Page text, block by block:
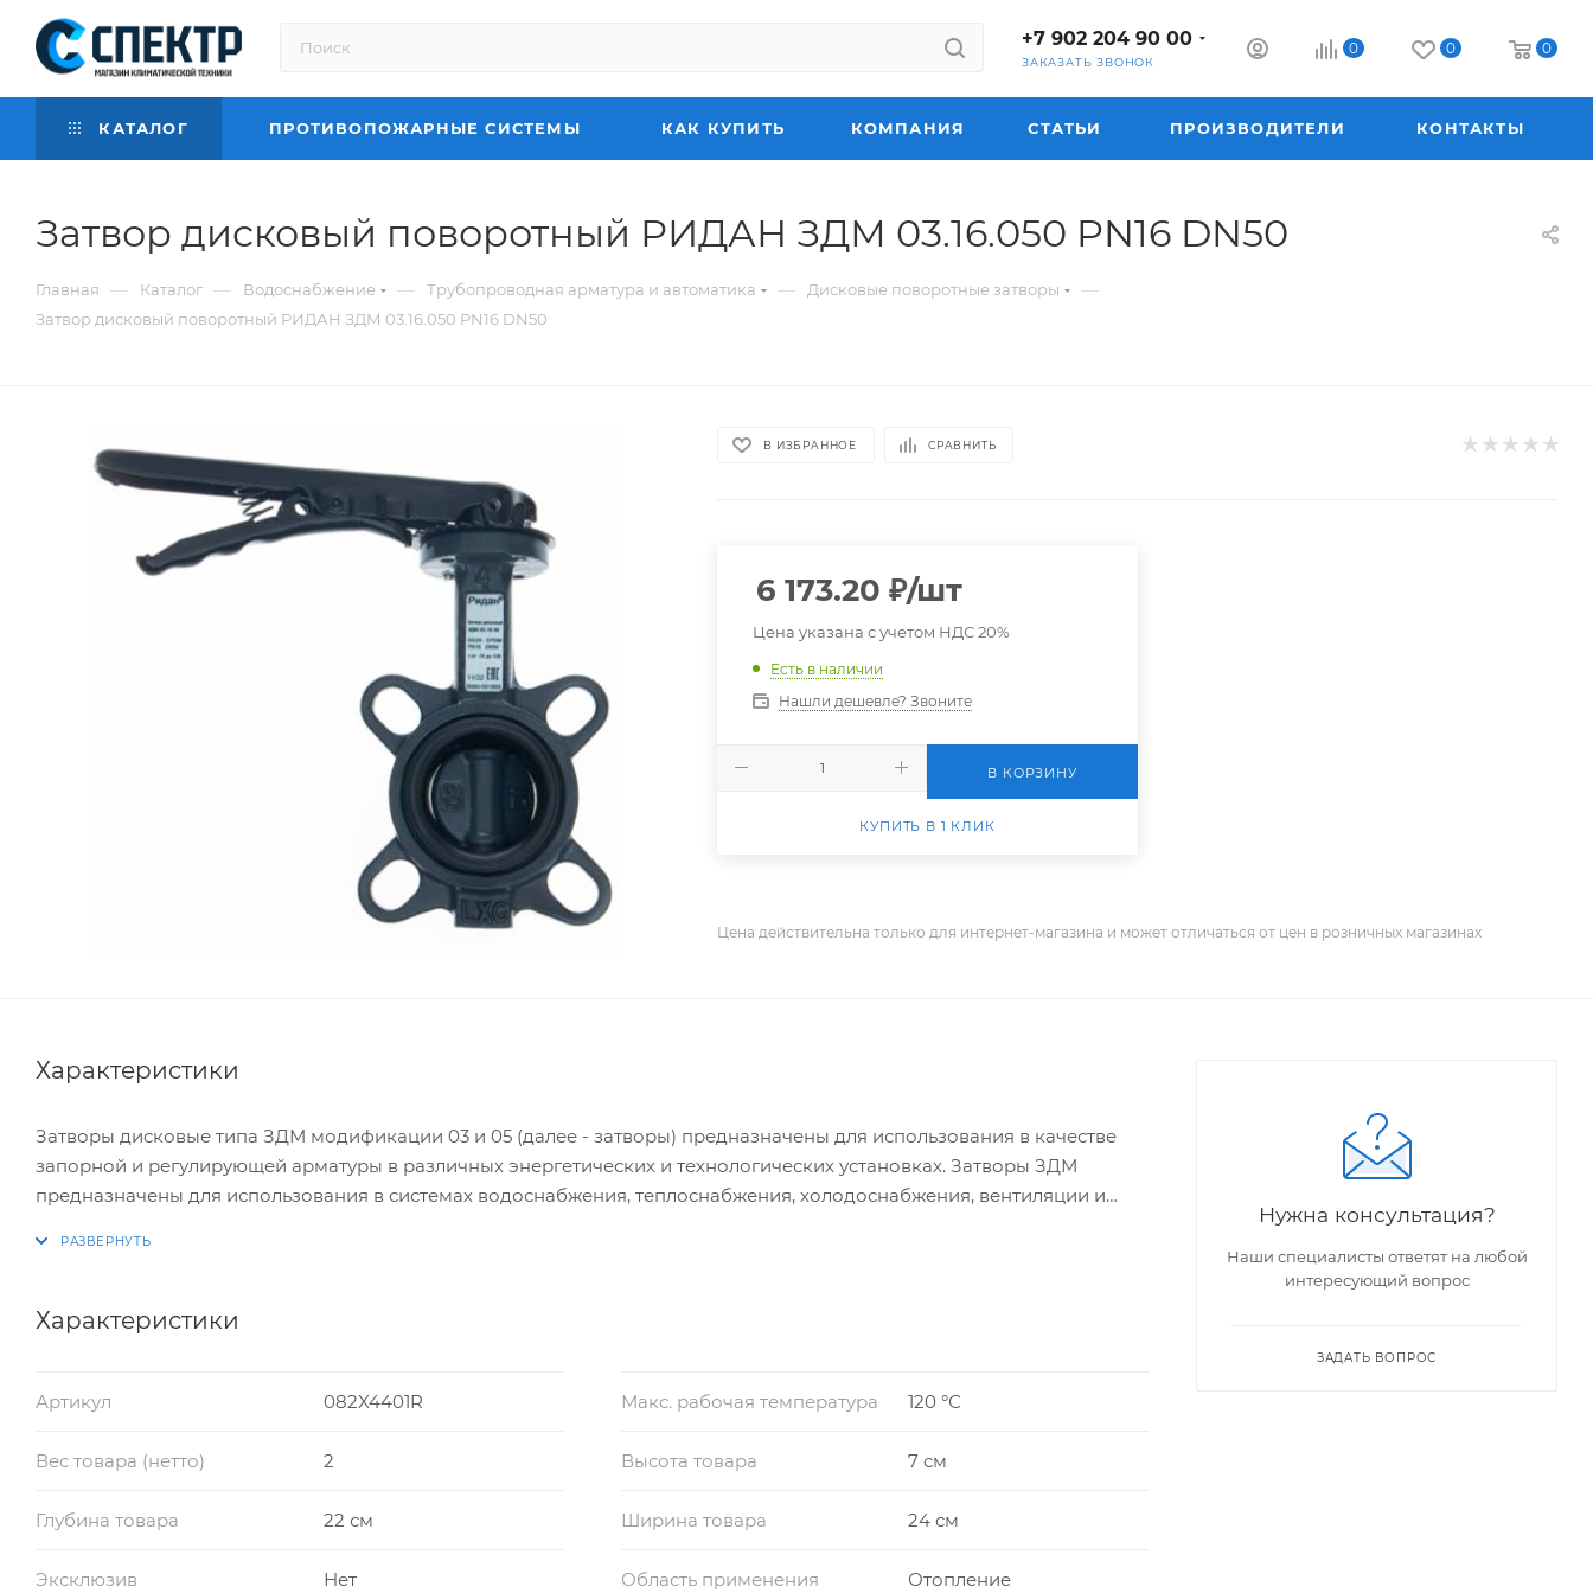
+7 902 204 90 00
ЗАКАЗАТЬ ЗВОНОК
0 0 0
КАТАЛОГ ПРОТИВОПОЖАРНЫЕ СИСТЕМЫ КАК КУПИТЬ КОМПАНИЯ СТАТЬИ ПРОИЗВОДИТЕЛИ КОНТАКТЫ
Затвор дисковый поворотный РИДАН ЗДМ 03.16.050 PN16 DN50
Главная — Каталог — Водоснабжение — Трубопроводная арматура и автоматика — Дисковые поворотные затворы —
Затвор дисковый поворотный РИДАН ЗДМ 03.16.050 PN16 DN50
В ИЗБРАННОЕ СРАВНИТЬ
6 173.20 ₽/шт
Цена указана с учетом НДС 20%
Есть в наличии
Нашли дешевле? Звоните
В КОРЗИНУ
КУПИТЬ В 1 КЛИК
Цена действительна только для интернет-магазина и может отличаться от цен в розничных магазинах
Характеристики
Затворы дисковые типа ЗДМ модификации 03 и 05 (далее - затворы) предназначены для использования в качестве
запорной и регулирующей арматуры в различных энергетических и технологических установках. Затворы ЗДМ
предназначены для использования в системах водоснабжения, теплоснабжения, холодоснабжения, вентиляции и
Характеристики
Артикул 082X4401R Макс. рабочая температура 120 °С
Вес товара (нетто) 2 Высота товара 7 см
Глубина товара 22 см Ширина товара 24 см
Эксклюзив Нет Область применения Отопление
Нужна консультация?
Наши специалисты ответят на любой
интересующий вопрос
ЗАДАТЬ ВОПРОС